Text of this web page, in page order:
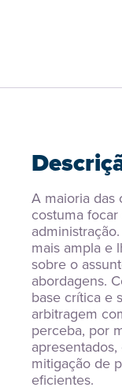
A maioria das
costuma
mais ampla e
sobre o
abordagens.
base crítica e
arbitragem
perceba, por
mitigação de
eficientes.